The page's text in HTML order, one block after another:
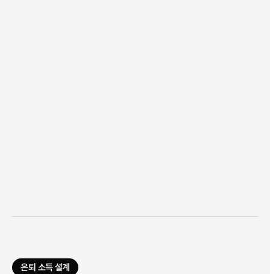
노후와 다음 세대를 위한 장기 플랜을 설계합니다.
은퇴 소득 설계